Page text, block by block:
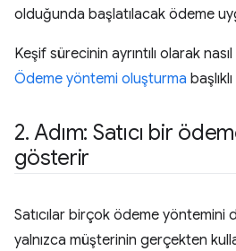
olduğunda başlatılacak ödeme
Keşif sürecinin ayrıntılı olarak
Ödeme yöntemi oluşturma
2. Adım: Satıcı bir
gösterir
Satıcılar birçok ödeme yöntemini
yalnızca müşterinin gerçekten